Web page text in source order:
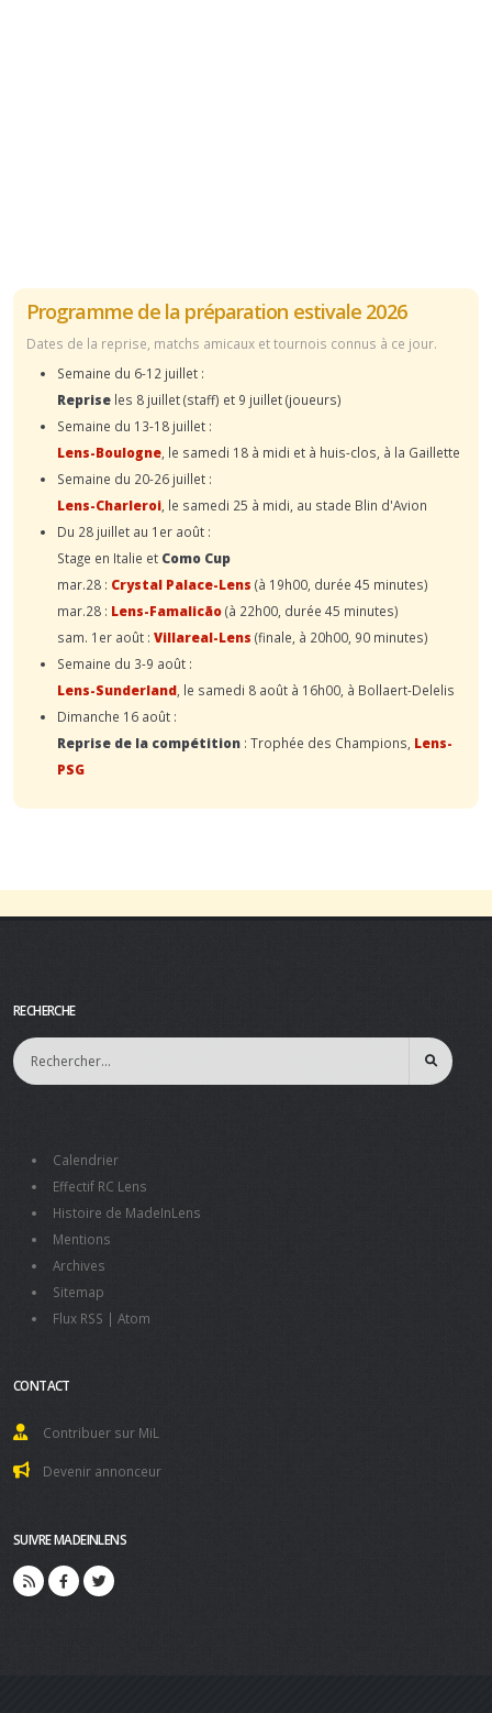
Programme de la préparation estivale 2026
Dates de la reprise, matchs amicaux et tournois connus à ce jour.
Semaine du 6-12 juillet :
Reprise les 8 juillet (staff) et 9 juillet (joueurs)
Semaine du 13-18 juillet :
Lens-Boulogne , le samedi 18 à midi et à huis-clos, à la Gaillette
Semaine du 20-26 juillet :
Lens-Charleroi , le samedi 25 à midi, au stade Blin d'Avion
Du 28 juillet au 1er août :
Stage en Italie et Como Cup
mar.28 : Crystal Palace-Lens (à 19h00, durée 45 minutes)
mar.28 : Lens-Famalicão(à 22h00, durée 45 minutes)
sam. 1er août : Villareal-Lens (finale, à 20h00, 90 minutes)
Semaine du 3-9 août :
Lens-Sunderland , le samedi 8 août à 16h00, à Bollaert-Delelis
Dimanche 16 août :
Reprise de la compétition : Trophée des Champions, Lens-
PSG
RECHERCHE
Calendrier
Effectif RC Lens
Histoire de MadeInLens
Mentions
Archives
Sitemap
Flux RSS | Atom
CONTACT
Contribuer sur MiL
Devenir annonceur
SUIVRE MADEINLENS